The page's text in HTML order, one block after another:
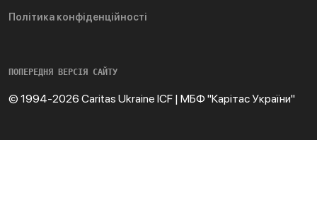
Політика конфіденційності
ПОПЕРЕДНЯ ВЕРСІЯ САЙТУ
© 1994-2026 Caritas Ukraine ICF | МБФ "Карітас України"